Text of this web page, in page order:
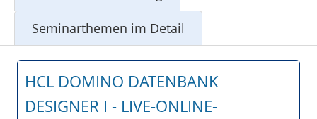
Seminarthemen im Detail
HCL DOMINO DATENBANK
DESIGNER I - LIVE-ONLINE-